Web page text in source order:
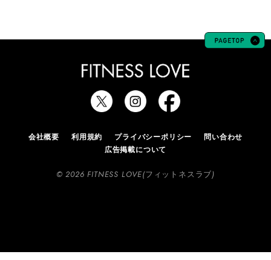
会社概要 利用規約 プライバシーポリシー
問い合わせ
広告掲載について
© 2026 FITNESS LOVE(フィットネスラブ)